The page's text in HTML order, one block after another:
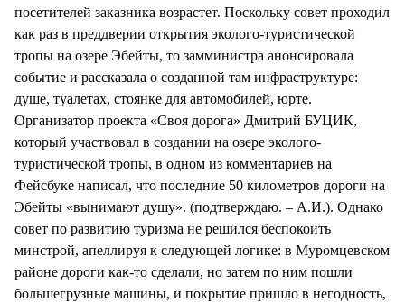
посетителей заказника возрастет. Поскольку совет проходил
как раз в преддверии открытия эколого-туристической
тропы на озере Эбейты, то замминистра анонсировала
событие и рассказала о созданной там инфраструктуре:
душе, туалетах, стоянке для автомобилей, юрте.
Организатор проекта «Своя дорога» Дмитрий БУЦИК,
который участвовал в создании на озере эколого-
туристической тропы, в одном из комментариев на
Фейсбуке написал, что последние 50 километров дороги на
Эбейты «вынимают душу». (подтверждаю. – А.И.). Однако
совет по развитию туризма не решился беспокоить
минстрой, апеллируя к следующей логике: в Муромцевском
районе дороги как-то сделали, но затем по ним пошли
большегрузные машины, и покрытие пришло в негодность,